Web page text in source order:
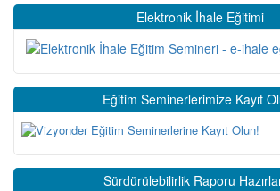
Elektronik İhale Eğitimi
Eğitim Seminerlerimize Kayıt
Sürdürülebilirlik Raporu